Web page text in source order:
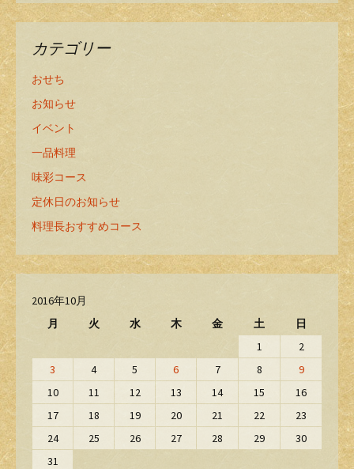
カテゴリー
おせち
お知らせ
イベント
一品料理
味彩コース
定休日のお知らせ
料理長おすすめコース
2016年10月
月
火 水 木 金 土 日
1
2
3
4 5 6 7 8
9
10
11 12 13 14 15
16
17
18 19 20 21 22
23
24
25 26 27 28 29
30
31